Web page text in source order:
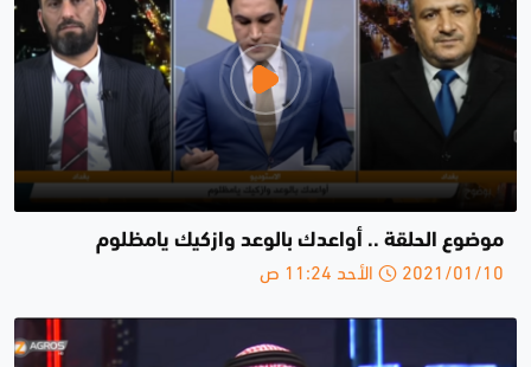
موضوع الحلقة .. أواعدك بالوعد وازكيك يامظلوم
2021/01/10 الأحد 11:24 ص